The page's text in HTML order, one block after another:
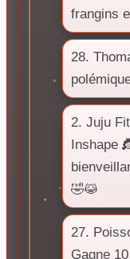
frangins
28.
2. Juju
Inshape
🤣😹
27.
Gagne